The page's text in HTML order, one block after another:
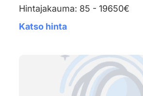
Hintajakauma: 85 - 19650€
Katso hinta